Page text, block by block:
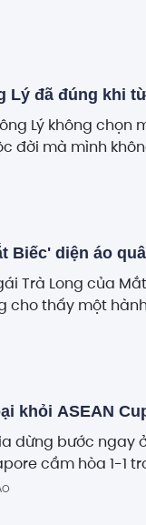
Lý đã đúng khi
Lý không chọn
đời mà mình
Biếc' diện áo
Trà Long của
cho thấy một
khỏi ASEAN
dừng bước ngay
cầm hòa 1-1